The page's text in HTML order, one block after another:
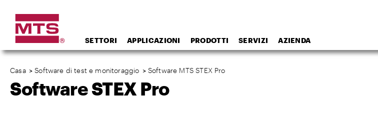
SETTORI APPLICAZIONI PRODOTTI SERVIZI AZIENDA
Casa >Software di test e monitoraggio > Software MTS STEX Pro
Software STEX Pro